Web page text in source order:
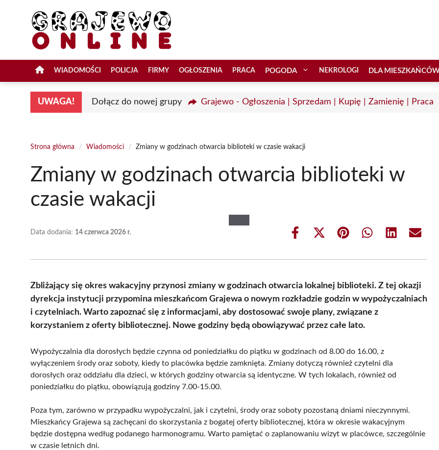
WIADOMOŚCI POLICJA FIRMY OGŁOSZENIA PRACA POGODA NEKROLOGI DLA
UWAGA! Dołącz do nowej grupy Grajewo - Ogłoszenia | Sprzedam | Kupię | Zamienię | Praca
Strona główna / Wiadomości / Zmiany w godzinach otwarcia biblioteki w czasie wakacji
Zmiany w godzinach otwarcia biblioteki w
czasie wakacji
Data dodania: 14 czerwca 2026 r.
Share
Share
(Twitter)
Share Share Share Share
Zbliżający się okres wakacyjny przynosi zmiany w godzinach otwarcia lokalnej biblioteki. Z tej okazji
dyrekcja instytucji przypomina mieszkańcom Grajewa o nowym rozkładzie godzin w wypożyczalniach
i czytelniach. Warto zapoznać się z informacjami, aby dostosować swoje plany, związane z
korzystaniem z oferty bibliotecznej. Nowe godziny będą obowiązywać przez całe lato.
Wypożyczalnia dla dorosłych będzie czynna od poniedziałku do piątku w godzinach od 8.00 do 16.00, z
wyłączeniem środy oraz soboty, kiedy to placówka będzie zamknięta. Zmiany dotyczą również czytelni dla
dorosłych oraz oddziału dla dzieci, w których godziny otwarcia są identyczne. W tych lokalach, również od
poniedziałku do piątku, obowiązują godziny 7.00-15.00.
Poza tym, zarówno w przypadku wypożyczalni, jak i czytelni, środy oraz soboty pozostaną dniami nieczynnymi.
Mieszkańcy Grajewa są zachęcani do skorzystania z bogatej oferty bibliotecznej, która w okresie wakacyjnym
będzie dostępna według podanego harmonogramu. Warto pamiętać o zaplanowaniu wizyt w placówce, szczególnie
w czasie letnich dni.